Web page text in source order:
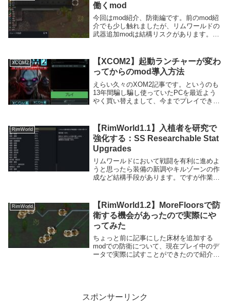
働くmod
今回はmod紹介、防衛編です。前のmod紹
介でも少し触れましたが、リムワールドの
武器追加modは結構リスクがあります。な
ムなので宙族がこちらがまだ用意できてい
ない段...
XCOM2
【XCOM2】起動ランチャーが変わ
ってからのmod導入方法
えらい久々のXOM2記事です。というのも
13年間騙し騙し使っていたPCを最近よう
やく買い替えまして、今までプレイできな
ームの起動には2K games launcher...
RimWorld
【RimWorld1.1】入植者を研究で
強化する：SS Researchable Stat
Upgrades
リムワールドにおいて戦闘を有利に進めよ
うと思ったら装備の新調やキルゾーンの作
成など結構手段があります。ですが作業の
るResearchable Stat Upgrad...
RimWorld
【RimWorld1.2】MoreFloorsで防
衛する機会があったので実際にや
ってみた
ちょっと前に記事にした床材を追加する
modでの防衛について、現在プレイ中のデ
ータで実際に試すことができたので紹介し
スポンサーリンク